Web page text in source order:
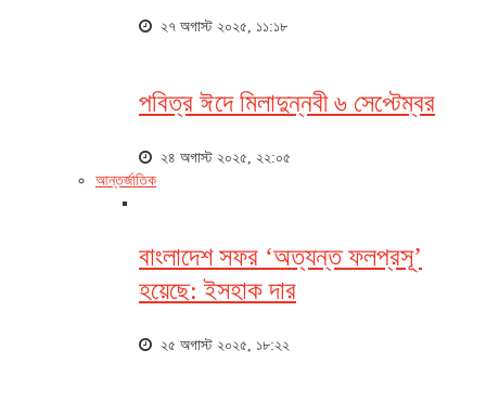
২৭ অগাস্ট ২০২৫, ১১:১৮
পবিত্র ঈদে মিলাদুন্নবী ৬ সেপ্টেম্বর
২৪ অগাস্ট ২০২৫, ২২:০৫
আন্তর্জাতিক
বাংলাদেশ সফর ‘অত্যন্ত ফলপ্রসূ’
হয়েছে: ইসহাক দার
২৫ অগাস্ট ২০২৫, ১৮:২২